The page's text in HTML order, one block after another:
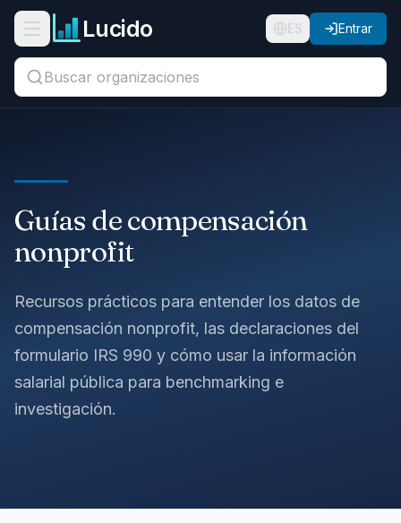
Ir al contenido principal
Abrir menú de navegación
Lucido ES Entrar
Buscar títulos, organizaciones o ubicaciones...
Puestos
Guías
Estados
Sectores
Precios
Nosotros
Guías de compensación
nonprofit
Recursos prácticos para entender los datos de
compensación nonprofit, las declaraciones del
formulario IRS 990 y cómo usar la información
salarial pública para benchmarking e
investigación.